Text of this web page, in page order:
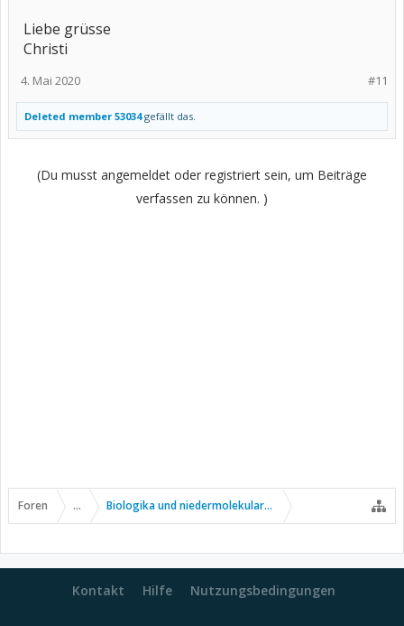
Liebe grüsse
Christi
#11
4. Mai 2020
Deleted member 53034gefällt das.
(Du musst angemeldet oder registriert sein, um Beiträge
verfassen zu können. )
Foren ... Biologika und niedermolekulare Wirkstoffe
Kontakt Hilfe Nutzungsbedingungen